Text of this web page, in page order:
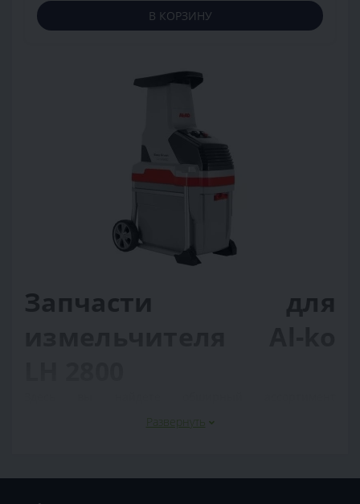
В КОРЗИНУ
Запчасти для
для поддержания и восстановления
высококачественным компонентам, чтобы продолжать
Развернуть